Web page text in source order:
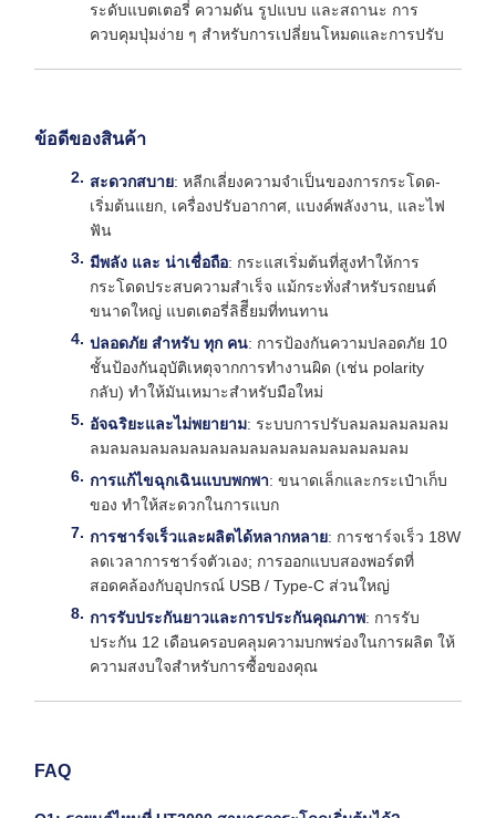
ระดับแบตเตอรี่ ความดัน รูปแบบ และสถานะ การ
ควบคุมปุ่มง่าย ๆ สําหรับการเปลี่ยนโหมดและการปรับ
ข้อดีของสินค้า
สะดวกสบาย: หลีกเลี่ยงความจําเป็นของการกระโดด-
เริ่มต้นแยก, เครื่องปรับอากาศ, แบงค์พลังงาน, และไฟ
ฟัน
มีพลัง และ น่าเชื่อถือ: กระแสเริ่มต้นที่สูงทําให้การ
กระโดดประสบความสําเร็จ แม้กระทั่งสําหรับรถยนต์
ขนาดใหญ่ แบตเตอรี่ลิธีียมที่ทนทาน
ปลอดภัย สําหรับ ทุก คน: การป้องกันความปลอดภัย 10
ชั้นป้องกันอุบัติเหตุจากการทํางานผิด (เช่น polarity
กลับ) ทําให้มันเหมาะสําหรับมือใหม่
อัจฉริยะและไม่พยายาม: ระบบการปรับลมลมลมลมลม
ลมลมลมลมลมลมลมลมลมลมลมลมลมลมลมลม
การแก้ไขฉุกเฉินแบบพกพา: ขนาดเล็กและกระเป๋าเก็บ
ของ ทําให้สะดวกในการแบก
การชาร์จเร็วและผลิตได้หลากหลาย: การชาร์จเร็ว 18W
ลดเวลาการชาร์จตัวเอง; การออกแบบสองพอร์ตที่
สอดคล้องกับอุปกรณ์ USB / Type-C ส่วนใหญ่
การรับประกันยาวและการประกันคุณภาพ: การรับ
ประกัน 12 เดือนครอบคลุมความบกพร่องในการผลิต ให้
ความสงบใจสําหรับการซื้อของคุณ
FAQ